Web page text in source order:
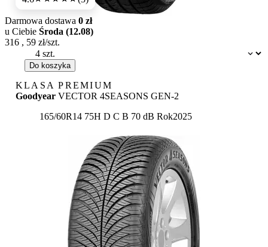
Dostępność:
Darmowa dostawa 0 zł
u Ciebie Środa (12.08)
316 , 59 zł/szt.
Do koszyka
KLASA PREMIUM
Goodyear VECTOR 4SEASONS GEN-2
165/60R14 75H Etykieta:
D C B 70 dB Rok2025